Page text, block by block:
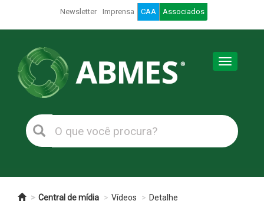
Newsletter Imprensa CAA Associados
Toggle
Central de mídia Vídeos Detalhe